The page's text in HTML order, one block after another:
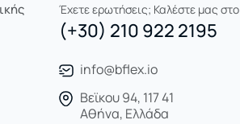
Έχετε ερωτήσεις; Καλέστε μας στο
(+30) 210 922 2195
info@bflex.io
Βεϊκου 94, 117 41
Αθήνα, Ελλάδα